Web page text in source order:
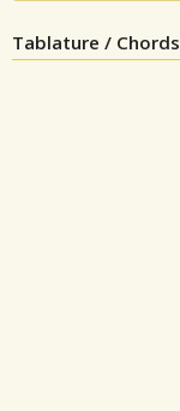
Tablature /